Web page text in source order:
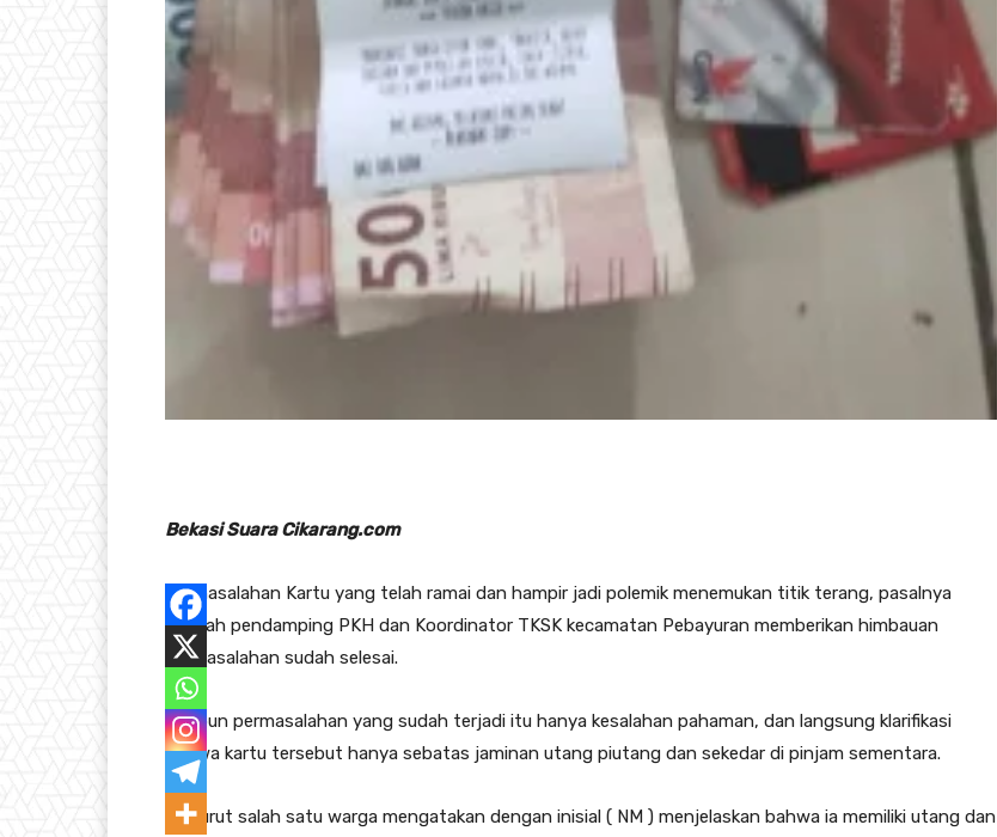
Bekasi Suara Cikarang.com
Permasalahan Kartu yang telah ramai dan hampir jadi polemik menemukan titik terang, pasalnya
setelah pendamping PKH dan Koordinator TKSK kecamatan Pebayuran memberikan himbauan
permasalahan sudah selesai.
Adapun permasalahan yang sudah terjadi itu hanya kesalahan pahaman, dan langsung klarifikasi
bahwa kartu tersebut hanya sebatas jaminan utang piutang dan sekedar di pinjam sementara.
Menurut salah satu warga mengatakan dengan inisial ( NM ) menjelaskan bahwa ia memiliki utang dan